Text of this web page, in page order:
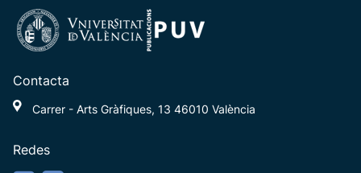
Contacta
Carrer - Arts Gràfiques, 13 46010 València
Redes